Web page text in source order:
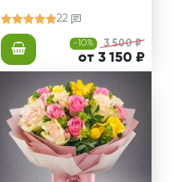
22
-10% 3 500 ₽
от 3 150 ₽